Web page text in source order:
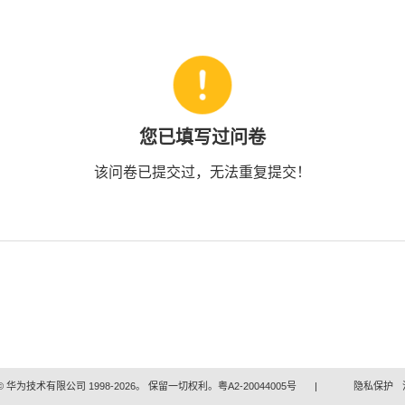
您已填写过问卷
该问卷已提交过，无法重复提交！
华为技术有限公司 1998-2026。 保留一切权利。粤A2-20044005号 | 隐私保护